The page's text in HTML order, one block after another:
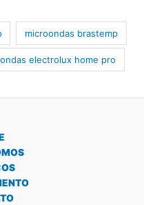
microondas brastemp
electrolux home pro